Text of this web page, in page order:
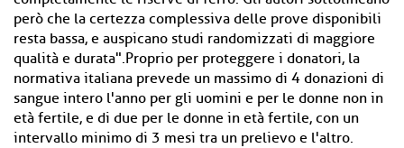
però che la certezza complessiva delle prove disponibili
resta bassa, e auspicano studi randomizzati di maggiore
qualità e durata".Proprio per proteggere i donatori, la
normativa italiana prevede un massimo di 4 donazioni di
sangue intero l'anno per gli uomini e per le donne non in
età fertile, e di due per le donne in età fertile, con un
intervallo minimo di 3 mesi tra un prelievo e l'altro.